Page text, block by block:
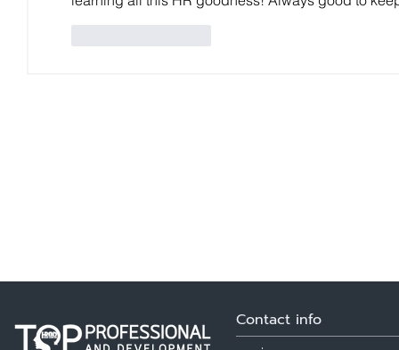
Contact info